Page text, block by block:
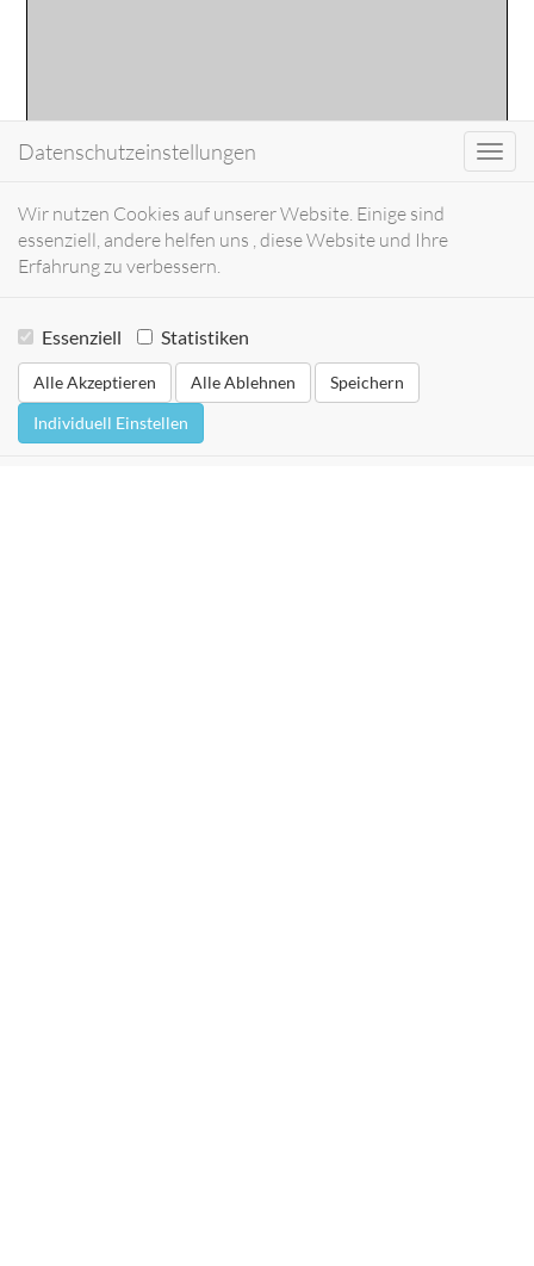
Datenschutzeinstellungen
Wir nutzen Cookies auf unserer Website. Einige sind
essenziell, andere helfen uns , diese Website und Ihre
Erfahrung zu verbessern.
Essenziell Statistiken
Alle Akzeptieren Alle Ablehnen
Speichern
Individuell Einstellen